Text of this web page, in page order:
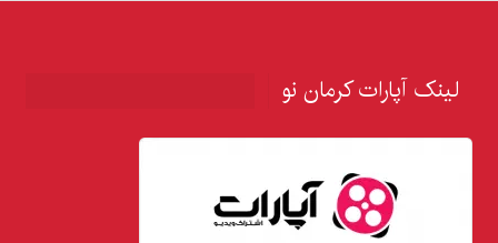
لینک آپارات کرمان نو